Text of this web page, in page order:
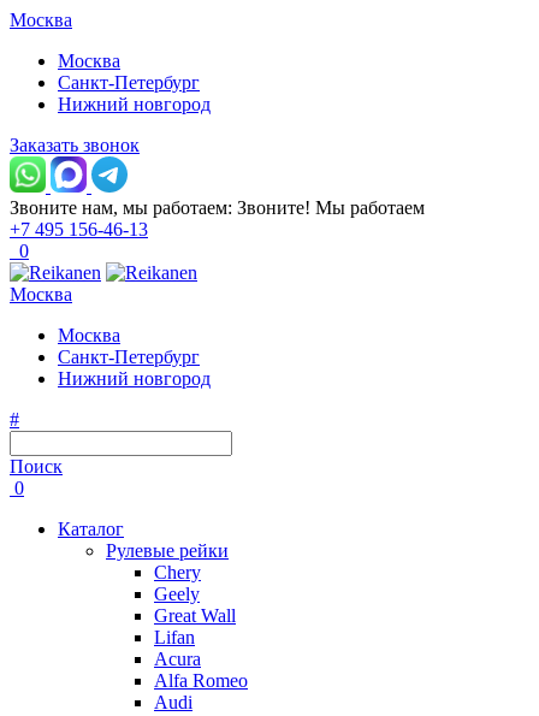
Москва
Москва
Санкт-Петербург
Нижний новгород
Заказать звонок
Звоните нам, мы работаем: Звоните! Мы работаем
+7 495 156-46-13
0
Москва
Москва
Санкт-Петербург
Нижний новгород
#
Поиск
0
Каталог
Рулевые рейки
Chery
Geely
Great Wall
Lifan
Acura
Alfa Romeo
Audi